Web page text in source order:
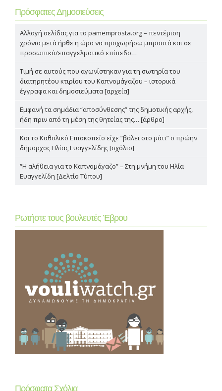
Πρόσφατες Δημοσιεύσεις
Αλλαγή σελίδας για το pamemprosta.org – πεντέμιση
χρόνια μετά ήρθε η ώρα να προχωρήσω μπροστά και σε
προσωπικό/επαγγελματικό επίπεδο…
Τιμή σε αυτούς που αγωνίστηκαν για τη σωτηρία του
διατηρητέου κτιρίου του Καπνομάγαζου – ιστορικά
έγγραφα και δημοσιεύματα [αρχεία]
Εμφανή τα σημάδια “αποσύνθεσης” της δημοτικής αρχής,
ήδη πριν από τη μέση της θητείας της… [άρθρο]
Και το Καθολικό Επισκοπείο είχε “βάλει στο μάτι” ο πρώην
δήμαρχος Ηλίας Ευαγγελίδης [σχόλιο]
“Η αλήθεια για το Καπνομάγαζο” – Στη μνήμη του Ηλία
Ευαγγελίδη [Δελτίο Τύπου]
Ρωτήστε τους βουλευτές Έβρου
Πρόσφατα Σχόλια